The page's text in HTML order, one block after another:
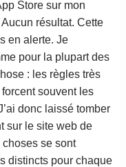
Store sur mon
Aucun résultat. Cette
en alerte. Je
pour la plupart des
: les règles très
forcent souvent les
donc laissé tomber
sur le site web de
se sont
distincts pour chaque